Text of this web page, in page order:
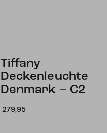
Tiffany
Deckenleuchte
Denmark – C2
279,95